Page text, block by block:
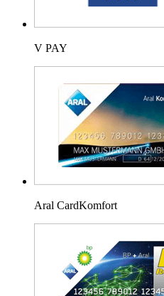
V PAY
Aral CardKomfort